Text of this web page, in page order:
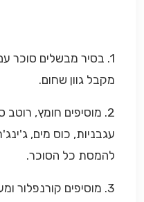
1. בסיר מבשלים סוכר
מקבל גוון שחום.
2. מוסיפים חומץ, רוטב
עגבניות, כוס מים,
להמסת כל הסוכר.
3. מוסיפים קורנפלור ומערבבים להסמכה.